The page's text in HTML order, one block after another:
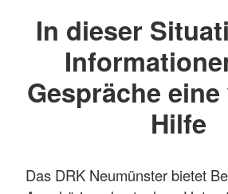
In dieser
Gespräche
Hilfe
Das DRK Neumünster bietet